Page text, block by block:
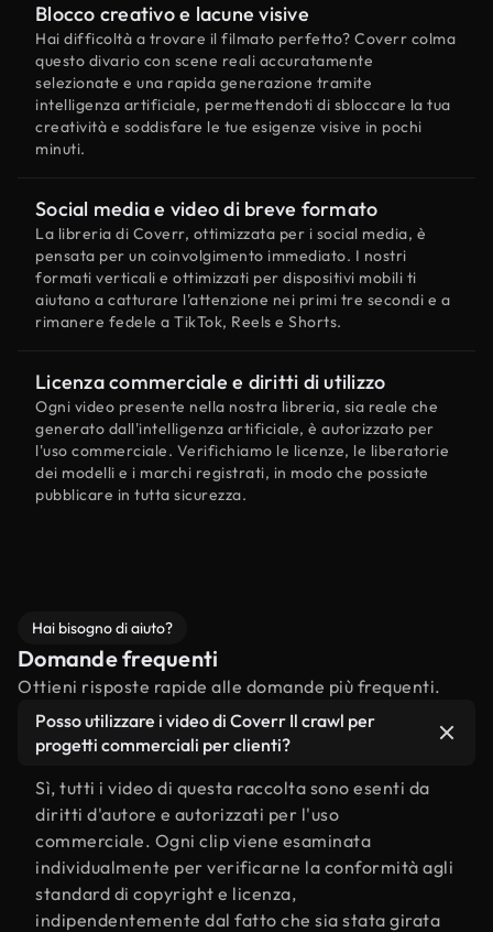
Blocco creativo e lacune visive
Hai difficoltà a trovare il filmato perfetto? Coverr colma
questo divario con scene reali accuratamente
selezionate e una rapida generazione tramite
intelligenza artificiale, permettendoti di sbloccare la tua
creatività e soddisfare le tue esigenze visive in pochi
minuti.
Social media e video di breve formato
La libreria di Coverr, ottimizzata per i social media, è
pensata per un coinvolgimento immediato. I nostri
formati verticali e ottimizzati per dispositivi mobili ti
aiutano a catturare l'attenzione nei primi tre secondi e a
rimanere fedele a TikTok, Reels e Shorts.
Licenza commerciale e diritti di utilizzo
Ogni video presente nella nostra libreria, sia reale che
generato dall'intelligenza artificiale, è autorizzato per
l'uso commerciale. Verifichiamo le licenze, le liberatorie
dei modelli e i marchi registrati, in modo che possiate
pubblicare in tutta sicurezza.
Hai bisogno di aiuto?
Domande frequenti
Ottieni risposte rapide alle domande più frequenti.
Posso utilizzare i video di Coverr Il crawl per
progetti commerciali per clienti?
Sì, tutti i video di questa raccolta sono esenti da
diritti d'autore e autorizzati per l'uso
commerciale. Ogni clip viene esaminata
individualmente per verificarne la conformità agli
standard di copyright e licenza,
indipendentemente dal fatto che sia stata girata